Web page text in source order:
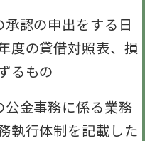
認の申出をする日
度の貸借対照表、損
るもの
金事務に係る業務
執行体制を記載した